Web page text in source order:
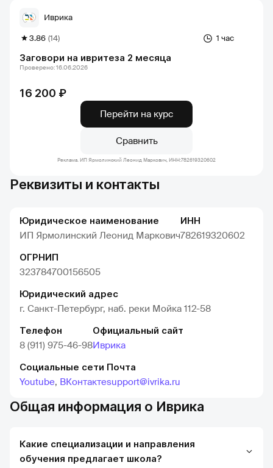
Заговори на ивритеза 2 месяца
1 час
3.86 (14)
Иврика
16 200 ₽
Проверено: 16.06.2026
Перейти на курс
Сравнить
Реклама. ИП Ярмолинский Леонид Маркович, ИНН:782619320602
Реквизиты и контакты
Юридическое наименование
ИП Ярмолинский Леонид Маркович
ИНН
782619320602
ОГРНИП
323784700156505
Юридический адрес
г. Санкт-Петербург, наб. реки Мойка 112-58
Телефон
8 (911) 975-46-98
Официальный сайт
Иврика
Социальные сети
Youtube, ВКонтакте
Почта
support@ivrika.ru
Общая информация о Иврика
Какие специализации и направления
обучения предлагает школа?